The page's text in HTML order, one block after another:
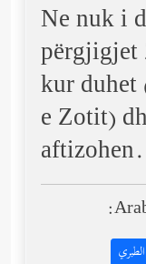
Ne nuk i
përgjigjet
kur
e Zotit)
aftizohen.
الطبري